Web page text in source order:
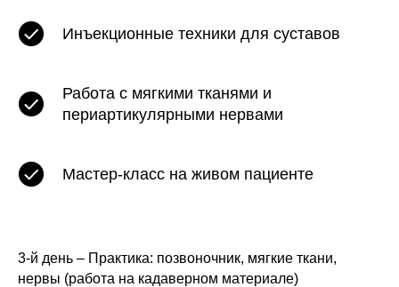
Инъекционные техники для суставов
Работа с мягкими тканями и
периартикулярными нервами
Мастер-класс на живом пациенте
3-й день – Практика: позвоночник, мягкие ткани,
нервы (работа на кадаверном материале)